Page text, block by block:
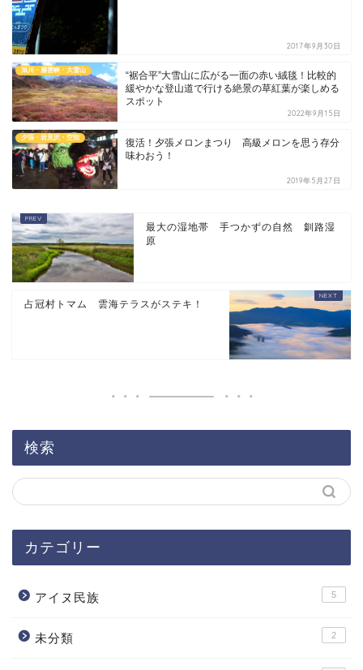
2017年9月30日
旭川・層雲峡・大雪山
“裾合平”大雪山に広がる一面の赤い絨毯！比較的
緩やかな登山道で行ける絶景の草紅葉が楽しめる
スポット
2022年9月15日
夕張・岩見沢・空知
復活！夕張メロンまつり 高級メロンを思う存分
味わおう！
2019年5月27日
最大の湿地帯 手つかずの自然 釧路湿
原
占冠村トマム 雲海テラスがステキ！
検索
カテゴリー
アイヌ民族 5
未分類 2